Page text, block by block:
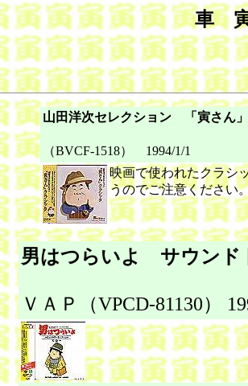
車
山田洋次セレクション 「寅さん
（BVCF-1518） 1994/1/1
映画で使われたクラシ
うのでご注意ください
男はつらいよ サウン
ＶＡＰ（VPCD-81130）